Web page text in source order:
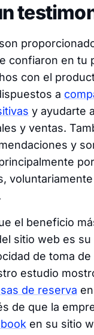
confiaron en tu
con el
a
y ayudarte
y ventas.
y
el beneficio
sitio web es su
de toma
estudio
de reserva
de que la
en su sitio